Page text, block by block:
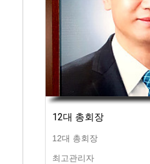
12대 총회장
12대 총회장
최고관리자